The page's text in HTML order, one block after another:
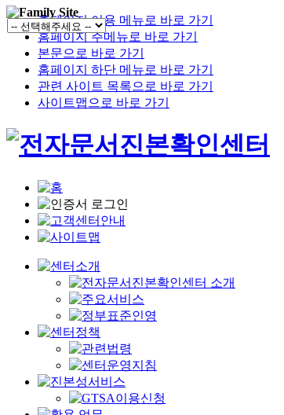
홈페이지 이용 메뉴로 바로 가기
홈페이지 주메뉴로 바로 가기
본문으로 바로 가기
홈페이지 하단 메뉴로 바로 가기
관련 사이트 목록으로 바로 가기
사이트맵으로 바로 가기